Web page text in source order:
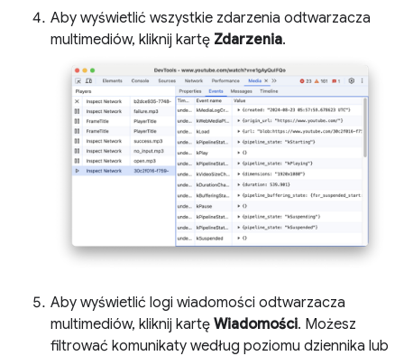
Aby wyświetlić wszystkie zdarzenia odtwarzacza
multimediów, kliknij kartę Zdarzenia.
Aby wyświetlić logi wiadomości odtwarzacza
multimediów, kliknij kartę Wiadomości. Możesz
filtrować komunikaty według poziomu dziennika lub